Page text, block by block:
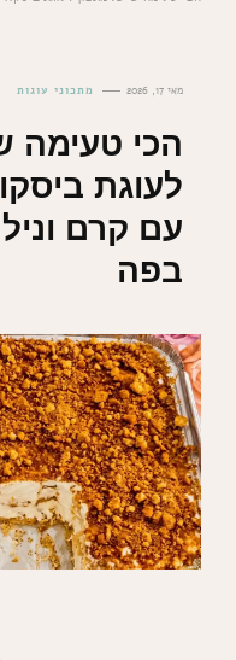
מאי 17, 2026 מתכוני עוגות
הכי טעימה
לעוגת
עם קרם
בפה